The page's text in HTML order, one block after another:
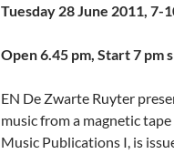
Tuesday 28 June 2011, 7-
Open 6.45 pm, Start 7 pm
EN De Zwarte Ruyter
music from a magnetic
Music Publications I, is